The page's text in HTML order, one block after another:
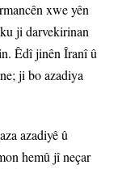
xwe yên
ji darvekirinan
Êdî jinên Îranî û
ji bo azadiya
azadiyê û
hemû jî neçar